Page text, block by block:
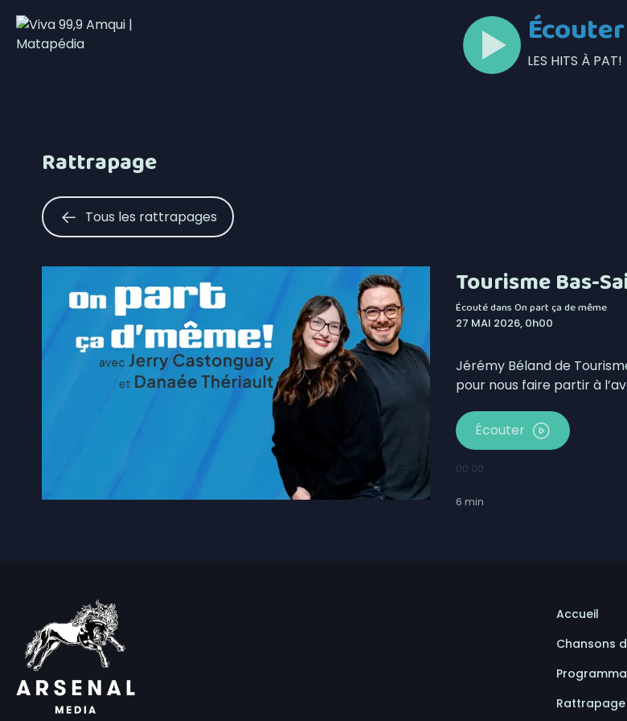
LES HITS À PAT!
Rattrapage
Tous les rattrapages
Tourisme Bas-
Écouté dansOn part ça de même
27 MAI 2026, 0h00
Jérémy Béland de
pour nous faire partir à
Écouter
00:00
6 min
Accueil
Chansons
Rattrapage